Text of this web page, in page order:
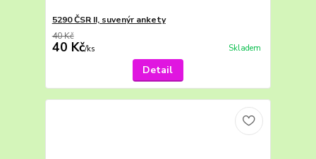
5290 ČSR II, suvenýr ankety
40 Kč
40 Kč/ks Skladem
Detail